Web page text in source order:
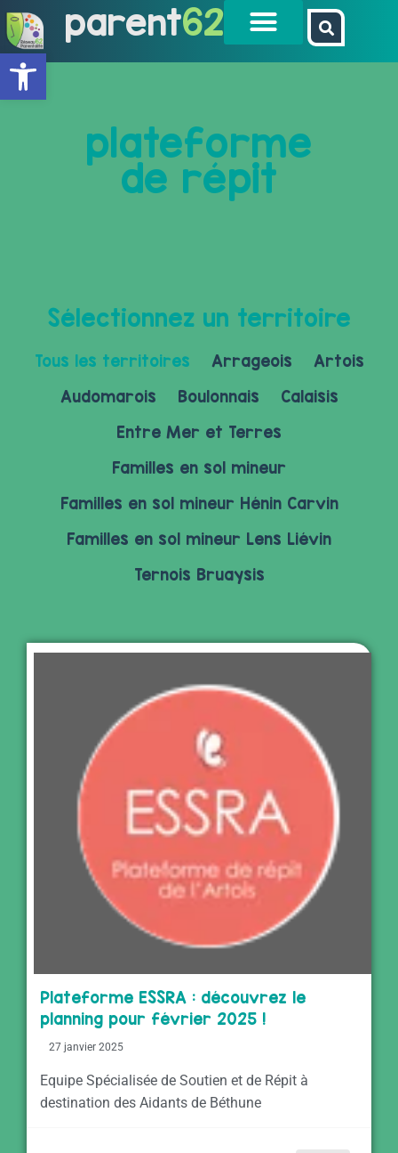
Ouvrir la barre d’outils
parent62
plateforme
de répit
Sélectionnez un territoire
Tous les territoires Arrageois
Artois
Audomarois
Boulonnais
Calaisis
Entre Mer et Terres
Familles en sol mineur
Familles en sol mineur Hénin Carvin
Familles en sol mineur Lens Liévin
Ternois Bruaysis
Plateforme ESSRA : découvrez le
planning pour février 2025 !
27 janvier 2025
Equipe Spécialisée de Soutien et de Répit à
destination des Aidants de Béthune